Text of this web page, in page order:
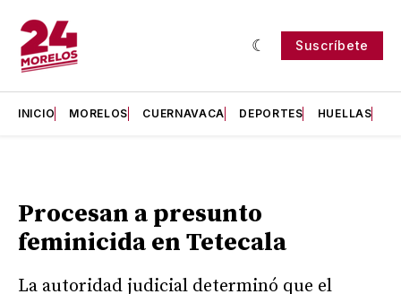
Suscríbete
INICIO MORELOS CUERNAVACA DEPORTES HUELLAS
Procesan a presunto
feminicida en Tetecala
La autoridad judicial determinó que el